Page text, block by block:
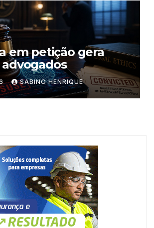
em petição gera
SABINO HENRIQUE